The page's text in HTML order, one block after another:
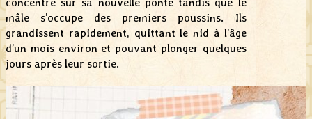
mâle s’occupe des premiers poussins. Ils
grandissent rapidement, quittant le nid à l’âge
d’un mois environ et pouvant plonger quelques
jours après leur sortie.